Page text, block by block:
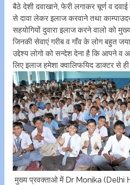
बैठे देशी दवाखाने, फेरी लगाकर चूर्ण व
से दावा लेकर इलाज करवाने तथा
सहयोगियों दुवारा इलाज करने वालो को
जिनकी सेवाएं गरीब व गाँव के लोग बहुत
उद्देश्य लोगो को सन्देश देना है कि आपने व
लिए इलाज हमेशा क्वालिफयिद डाक्टर से
मुख्य प्रवक्ताओ में Dr Monika (Delhi